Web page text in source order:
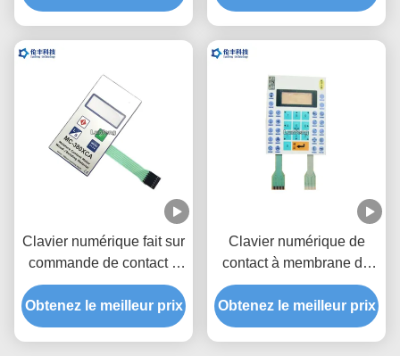
d'ODM d'OEM
Switch
Clavier numérique fait sur
commande de contact à
membrane, contact à
membrane d'ANIMAL
FAMILIER de mètre de
Obtenez le meilleur prix
Clavier numérique de
contact à membrane de
polyester, deux protection
de clé de membrane de
connecteur des circuits
Obtenez le meilleur prix